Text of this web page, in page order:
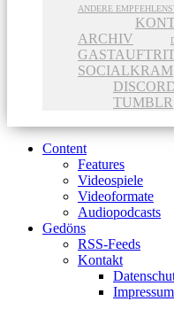
ANDERE
ARCHIV
SOCIALKRAM
TUMBLR
Content
Features
Videospiele
Videoformate
Audiopodcasts
Gedöns
RSS-Feeds
Kontakt
Impressum